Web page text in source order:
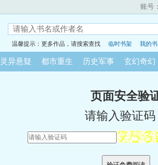
账号：
温馨提示：更多作品，请搜索查找 临时书架 我的
灵异悬疑 都市重生 历史军事 玄幻奇幻
页面安全验
请输入验证码